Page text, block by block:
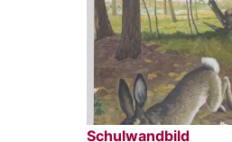
Schulwandbild